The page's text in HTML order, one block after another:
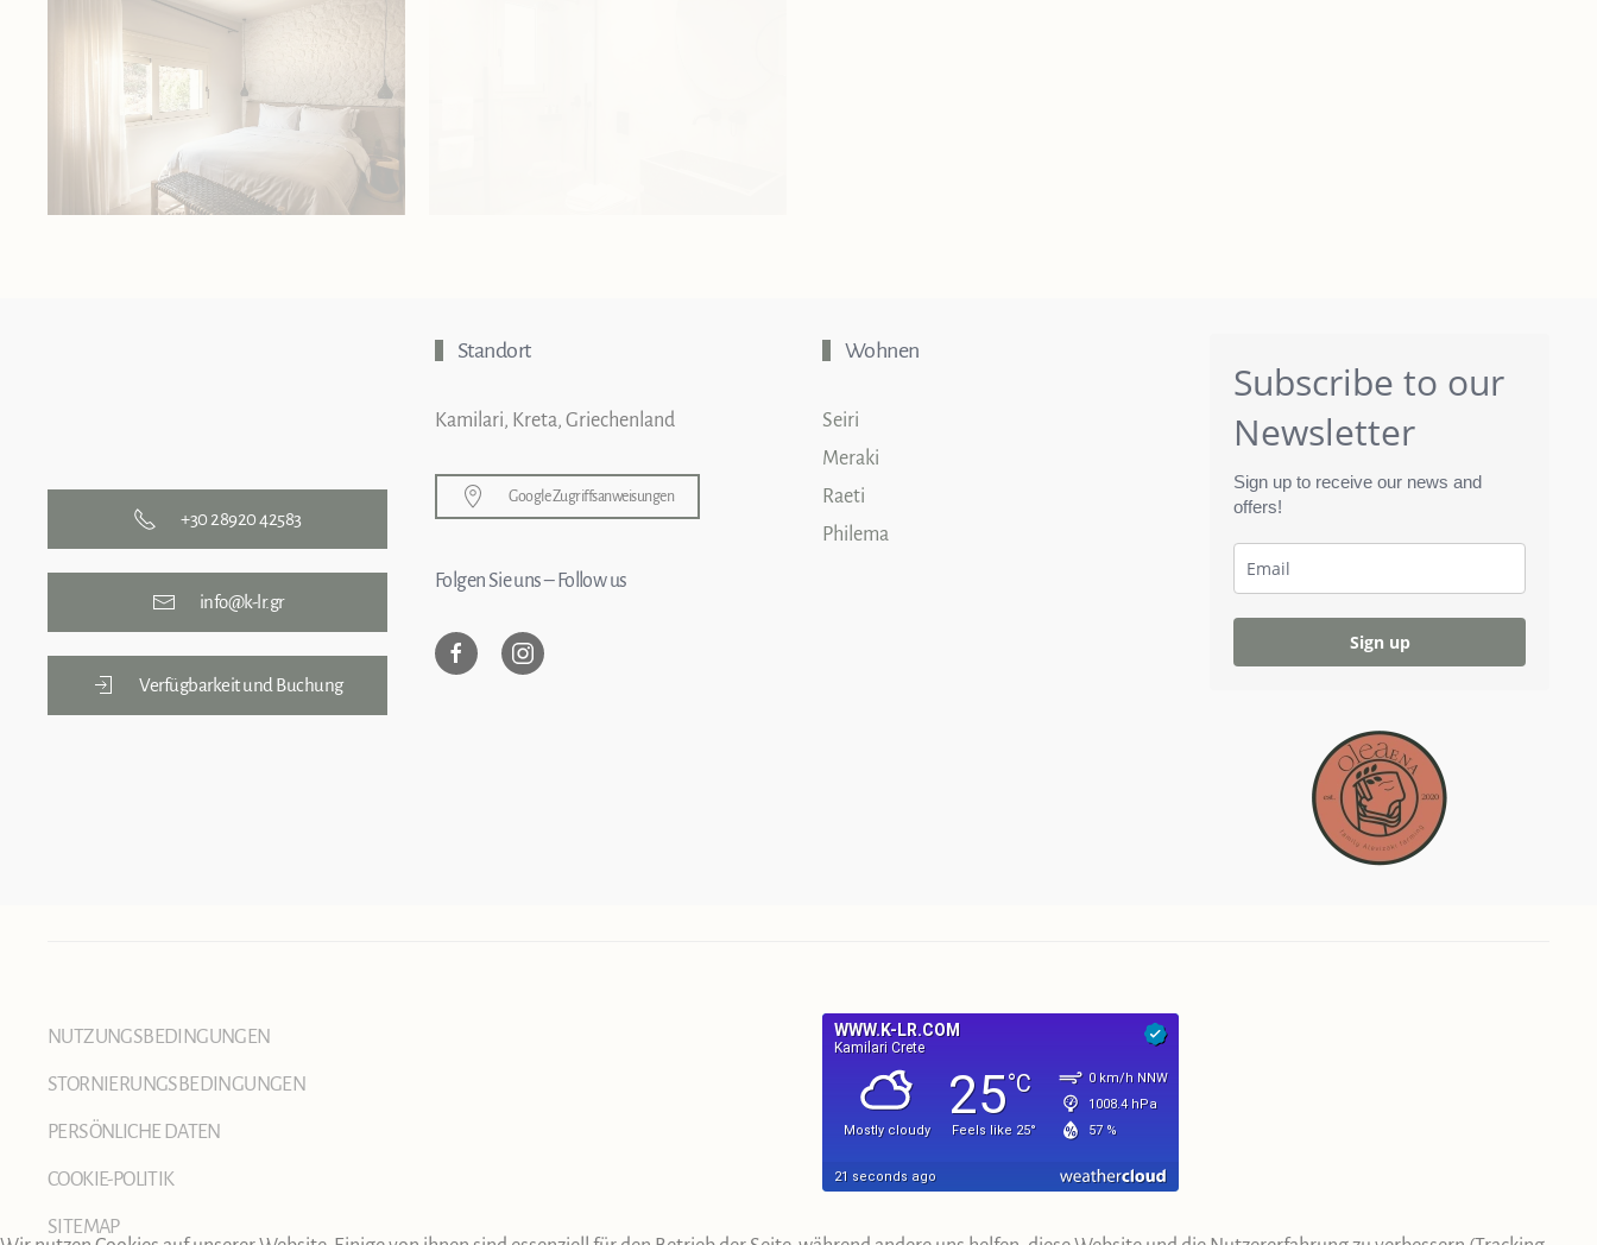
+30 28920 42583
info@k-lr.gr
Verfügbarkeit und Buchung
Standort
Kamilari, Kreta, Griechenland
Google Zugriffsanweisungen
Folgen Sie uns – Follow us
Wohnen
Seiri
Meraki
Raeti
Philema
Subscribe to our
Newsletter
Sign up to receive our news and
offers!
Sign up
NUTZUNGSBEDINGUNGEN
STORNIERUNGSBEDINGUNGEN
PERSÖNLICHE DATEN
COOKIE-POLITIK
SITEMAP